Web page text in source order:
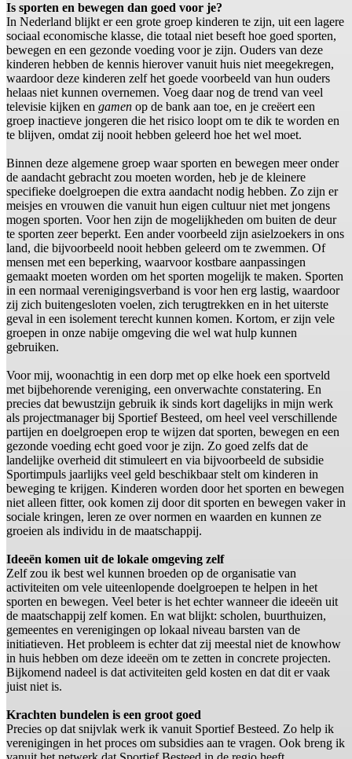
Is sporten en bewegen dan goed voor je?
In Nederland blijkt er een grote groep kinderen te zijn, uit een lagere
sociaal economische klasse, die totaal niet beseft hoe goed sporten,
bewegen en een gezonde voeding voor je zijn. Ouders van deze
kinderen hebben de kennis hierover vanuit huis niet meegekregen,
waardoor deze kinderen zelf het goede voorbeeld van hun ouders
helaas niet kunnen overnemen. Voeg daar nog de trend van veel
televisie kijken en gamen op de bank aan toe, en je creëert een
groep inactieve jongeren die het risico loopt om te dik te worden en
te blijven, omdat zij nooit hebben geleerd hoe het wel moet.
Binnen deze algemene groep waar sporten en bewegen meer onder
de aandacht gebracht zou moeten worden, heb je de kleinere
specifieke doelgroepen die extra aandacht nodig hebben. Zo zijn er
meisjes en vrouwen die vanuit hun eigen cultuur niet met jongens
mogen sporten. Voor hen zijn de mogelijkheden om buiten de deur
te sporten zeer beperkt. Een ander voorbeeld zijn asielzoekers in ons
land, die bijvoorbeeld nooit hebben geleerd om te zwemmen. Of
mensen met een beperking, waarvoor kostbare aanpassingen
gemaakt moeten worden om het sporten mogelijk te maken. Sporten
in een normaal verenigingsverband is voor hen erg lastig, waardoor
zij zich buitengesloten voelen, zich terugtrekken en in het uiterste
geval in een isolement terecht kunnen komen. Kortom, er zijn vele
groepen in onze nabije omgeving die wel wat hulp kunnen
gebruiken.
Voor mij, woonachtig in een dorp met op elke hoek een sportveld
met bijbehorende vereniging, een onverwachte constatering. En
precies dat bewustzijn gebruik ik sinds kort dagelijks in mijn werk
als projectmanager bij Sportief Besteed, om heel veel verschillende
partijen en doelgroepen erop te wijzen dat sporten, bewegen en een
gezonde voeding echt goed voor je zijn. Zo goed zelfs dat de
landelijke overheid dit stimuleert en via bijvoorbeeld de subsidie
Sportimpuls jaarlijks veel geld beschikbaar stelt om kinderen in
beweging te krijgen. Kinderen worden door het sporten en bewegen
niet alleen fitter, ook komen zij door dit sporten en bewegen vaker in
sociale kringen, leren ze over normen en waarden en kunnen ze
groeien als individu in de maatschappij.
Ideeën komen uit de lokale omgeving zelf
Zelf zou ik best wel kunnen broeden op de organisatie van
activiteiten om vele uiteenlopende doelgroepen te helpen in het
sporten en bewegen. Veel beter is het echter wanneer die ideeën uit
de maatschappij zelf komen. En wat blijkt: scholen, buurthuizen,
gemeentes en verenigingen op lokaal niveau barsten van de
initiatieven. Het probleem is echter dat zij meestal niet de knowhow
in huis hebben om deze ideeën om te zetten in concrete projecten.
Bijkomend nadeel is dat activiteiten geld kosten en dat dit er vaak
juist niet is.
Krachten bundelen is een groot goed
Precies op dat snijvlak werk ik vanuit Sportief Besteed. Zo help ik
verenigingen in het proces om subsidies aan te vragen. Ook breng ik